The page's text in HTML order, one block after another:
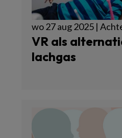
wo 27 aug 2025 |
VR als
lachgas